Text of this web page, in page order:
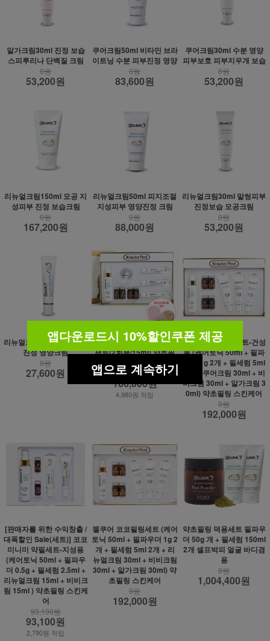
알가크림30ml 진정 보습
스피루리나 단백질 크림
0원
53,200원
쿠어크림50ml 비타민 브라
이트닝 수분 피부진정 영양
0원
83,600원
쿠어크림30ml 수분 영양
피부보호 피부지우개 보습
0원
53,200원
리뉴얼크림150ml 모공 지
성피부 진정 보습크림
0원
167,200원
리뉴얼크림50ml 피지조절
지성피부 영양진정 크림
0원
88,000원
리뉴얼크림30ml 말썽피부
진정보습 모공크림
0원
53,200원
리뉴얼크림15ml 지성피부
진정 영양크림
0원
27,600원
1+1이벤트 코코미니필링
세트(2회분/15ml),약초필
링,얼굴각질,셀프필링
166,000원
166,000원
4,980원 적립
젤쿠어 코코필링세트-건성
용 (케어토닉 50ml + 필파
우더 1g 2개 + 필세럼 5ml
2개 + 쿠어크림 30ml + 비
비크림 30ml + 알가크림 3
0ml) 약초필링 스킨케어
0원
192,000원
[판매자를 위한 수익창출 /
대폭할인 Sale(세트)] 코코
미니미 약필세트-지성용
(케어토닉 50ml + 필파우
더 0.5g + 필세럼 2.5ml +
리뉴얼크림 15ml + 비비크
림 15ml ) 약초필링 스킨케
어
93,100원
93,100원
2,790원 적립
젤쿠어 코코필링세트 (케어
토닉 50ml + 필파우더 1g 2
개 + 필세럼 5ml 2개 + 리
뉴얼크림 30ml + 비비크림
30ml + 알가크림 30ml) 약
초필링 스킨케어
0원
192,000원
약초필링 덕용세트 필파우
더 50g 개 + 필세럼 150ml
2개 셀프박피 얼굴 바디겸
용
0원
1,004,400원
앱다운로드시 10%할인쿠폰 제공
앱으로 계속하기